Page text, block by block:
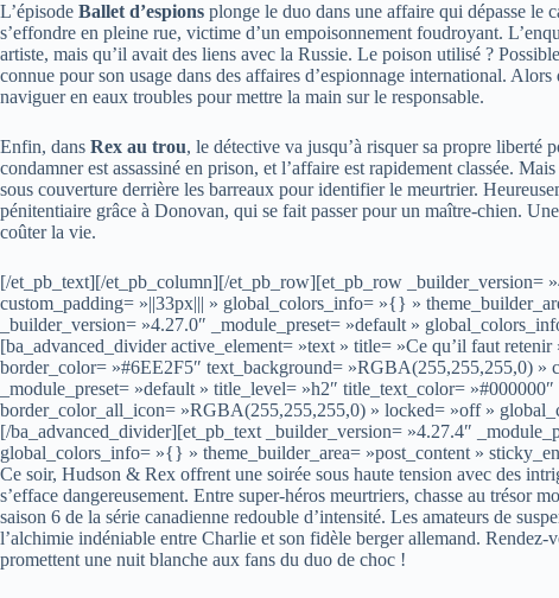
L’épisode Ballet d’espions plonge le duo dans une affaire qui dépasse le
s’effondre en pleine rue, victime d’un empoisonnement foudroyant.
artiste, mais qu’il avait des liens avec la Russie. Le poison utilisé ?
connue pour son usage dans des affaires d’espionnage international.
naviguer en eaux troubles pour mettre la main sur le responsable.
Enfin, dans Rex au trou, le détective va jusqu’à risquer sa propre
condamner est assassiné en prison, et l’affaire est rapidement classée.
sous couverture derrière les barreaux pour identifier le meurtrier.
pénitentiaire grâce à Donovan, qui se fait passer pour un maître-chien.
coûter la vie.
[/et_pb_text][/et_pb_column][/et_pb_row][et_pb_row _builder_version=
custom_padding= »||33px||| » global_colors_info= »{} »
_builder_version= »4.27.0″ _module_preset= »default »
[ba_advanced_divider active_element= »text » title= »Ce qu’il faut
border_color= »#6EE2F5″ text_background= »RGBA(255,255,255,0) »
_module_preset= »default » title_level= »h2″ title_text_color=
border_color_all_icon= »RGBA(255,255,255,0) » locked= »off »
[/ba_advanced_divider][et_pb_text _builder_version= »4.27.4″
global_colors_info= »{} » theme_builder_area= »post_content »
Ce soir, Hudson & Rex offrent une soirée sous haute tension avec des
s’efface dangereusement. Entre super-héros meurtriers, chasse au trésor
saison 6 de la série canadienne redouble d’intensité. Les amateurs de
l’alchimie indéniable entre Charlie et son fidèle berger allemand.
promettent une nuit blanche aux fans du duo de choc !